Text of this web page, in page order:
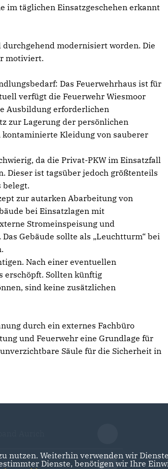
im täglichen Einsatzgeschehen erkannt
modernisiert worden. Die
motiviert.
Das Feuerwehrhaus ist für
verfügt die Feuerwehr Wiesmoor
Ausbildung erforderlichen
zur Lagerung der persönlichen
kontaminierte Kleidung von sauberer
da die Privat-PKW im Einsatzfall
Dieser ist tagsüber jedoch größtenteils
belegt.
zur autarken Abarbeitung von
bei Einsatzlagen mit
Stromeinspeisung und
Gebäude sollte als „Leuchtturm“ bei
Nach einer eventuellen
erschöpft. Sollten künftig
sind keine zusätzlichen
durch ein externes Fachbüro
und Feuerwehr eine Grundlage für
Säule für die Sicherheit in
nutzen. Weiterhin verwenden wir
Dienste, benötigen wir Ihre